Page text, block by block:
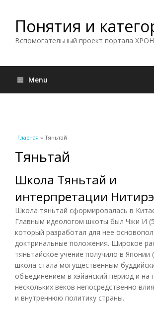
Понятия и
Вспомогательный проект портала
Menu
Вы здесь
Главная » Тяньтай
Тяньтай
Школа Тяньтай и
интерпретации
Школа тяньтай сформировалась в
Главным идеологом шкоты был Чжи И
который разработал для нее
доктринальные положения. Широкое
тяньтайское учение получило в Японии
школа стала могущественным
объединением в хэйанский период и на
нескольких веков непосредственно
и внутреннюю политику страны.